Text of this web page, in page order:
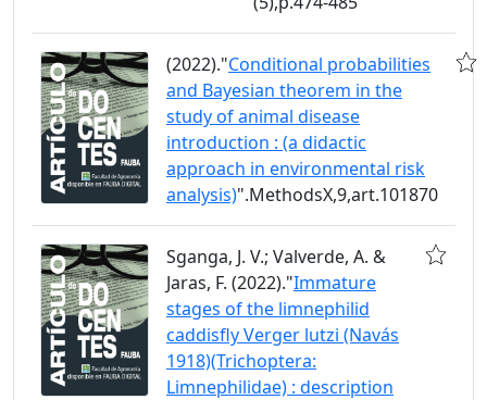
(2022)."Conditional probabilities
and Bayesian theorem in the
study of animal disease
introduction : (a didactic
approach in environmental risk
analysis)".MethodsX,9,art.101870
Sganga, J. V.; Valverde, A. &
Jaras, F. (2022)."Immature
stages of the limnephilid
caddisfly Verger lutzi (Navás
1918)(Trichoptera:
Limnephilidae) : description